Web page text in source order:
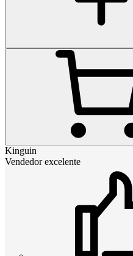
Kinguin
Vendedor excelente